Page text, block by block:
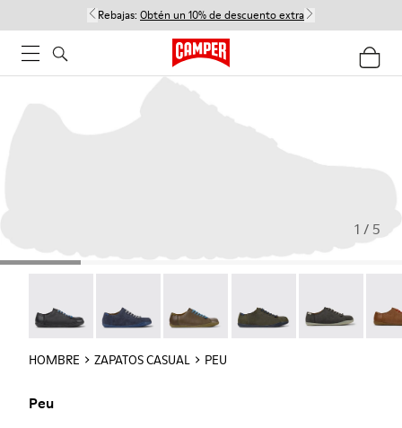
Rebajas: Obtén un 10% de descuento extra
1 / 5
HOMBRE ZAPATOS CASUAL PEU
Peu